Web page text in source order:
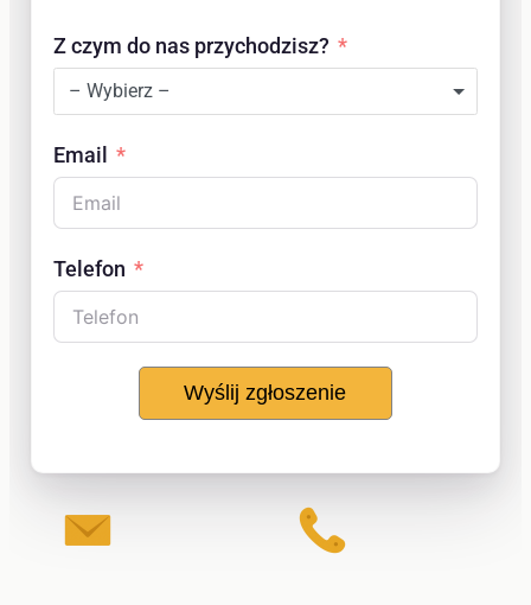
Z czym do nas przychodzisz?
– Wybierz –
Email
Telefon
Wyślij zgłoszenie